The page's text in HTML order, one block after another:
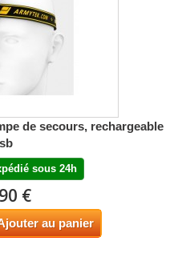
de secours, rechargeable
sous 24h
€
au panier